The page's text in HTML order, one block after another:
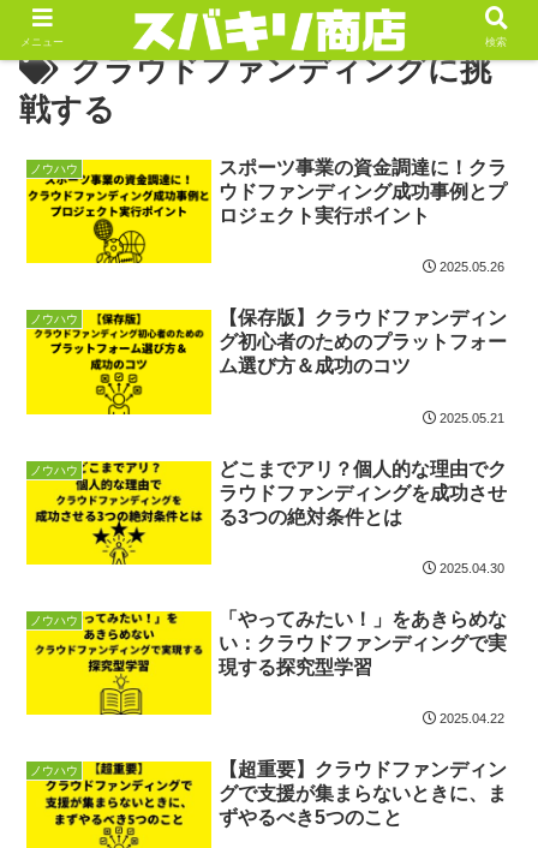
クラウドファンディングに挑
戦する
ノウハウ
スポーツ事業の資金調達に！クラ
ウドファンディング成功事例とプ
ロジェクト実行ポイント
2025.05.26
ノウハウ
【保存版】クラウドファンディン
グ初心者のためのプラットフォー
ム選び方＆成功のコツ
2025.05.21
ノウハウ
どこまでアリ？個人的な理由でク
ラウドファンディングを成功させ
る3つの絶対条件とは
2025.04.30
ノウハウ
「やってみたい！」をあきらめな
い：クラウドファンディングで実
現する探究型学習
2025.04.22
ノウハウ
【超重要】クラウドファンディン
グで支援が集まらないときに、ま
ずやるべき5つのこと
メニュー 検索